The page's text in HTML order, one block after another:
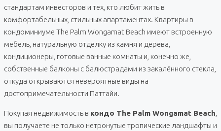
стандартам инвесторов и тех, кто любит жить в
комфортабельных, стильных апартаментах. Квартиры в
кондоминиуме The Palm Wongamat Beach имеют встроенную
мебель, натуральную отделку из камня и дерева,
кондиционеры, готовые ванные комнаты и, конечно же,
собственные балконы с балюстрадами из закалённого стекла,
откуда открываются невероятные виды на
достопримечательности Паттайи.
Покупая недвижимость в кондо The Palm Wongamat Beach
вы получаете не только нетронутые тропические ландшафты и